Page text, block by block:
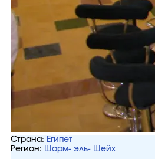
Страна: Египет
Регион: Шарм- эль- Шейх